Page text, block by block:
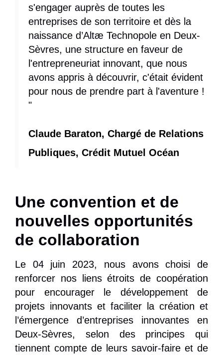
s'engager auprès de toutes les
entreprises de son territoire et dès la
naissance d’Altæ Technopole en Deux-
Sèvres, une structure en faveur de
l'entrepreneuriat innovant, que nous
avons appris à découvrir, c'était évident
pour nous de prendre part à l'aventure !
"
Claude Baraton, Chargé de Relations
Publiques, Crédit Mutuel Océan
Une convention et de
nouvelles opportunités
de collaboration
Le 04 juin 2023, nous avons choisi de
renforcer nos liens étroits de coopération
pour encourager le développement de
projets innovants et faciliter la création et
l’émergence d’entreprises innovantes en
Deux-Sèvres, selon des principes qui
tiennent compte de leurs savoir-faire et de